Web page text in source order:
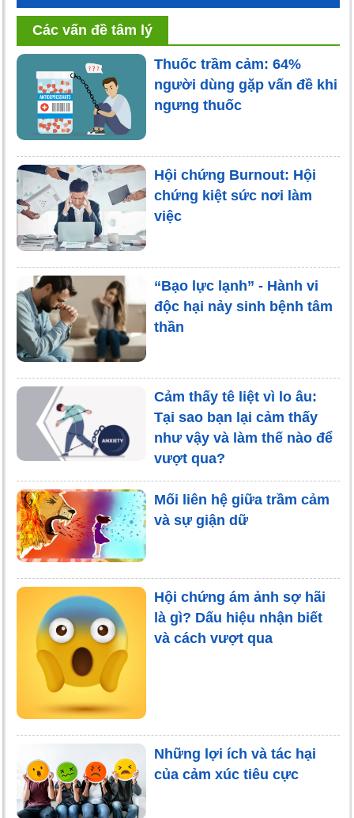
Các vấn đề tâm lý
Thuốc trầm cảm: 64%
người dùng gặp vấn đề khi
ngưng thuốc
Hội chứng Burnout: Hội
chứng kiệt sức nơi làm
việc
“Bạo lực lạnh” - Hành vi
độc hại nảy sinh bệnh tâm
thần
Cảm thấy tê liệt vì lo âu:
Tại sao bạn lại cảm thấy
như vậy và làm thế nào để
vượt qua?
Mối liên hệ giữa trầm cảm
và sự giận dữ
Hội chứng ám ảnh sợ hãi
là gì? Dấu hiệu nhận biết
và cách vượt qua
Những lợi ích và tác hại
của cảm xúc tiêu cực